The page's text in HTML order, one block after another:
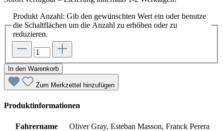
Produkt Anzahl: Gib den gewünschten Wert ein oder benutze
die Schaltflächen um die Anzahl zu erhöhen oder zu
reduzieren.
In den Warenkorb
Zum Merkzettel hinzufügen
Produktinformationen
Fahrername
Oliver Gray, Esteban Masson, Franck Perera